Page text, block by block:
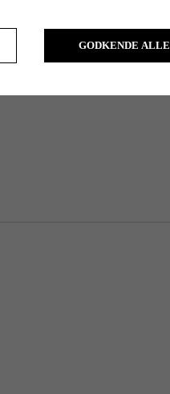
GODKENDE ALLE